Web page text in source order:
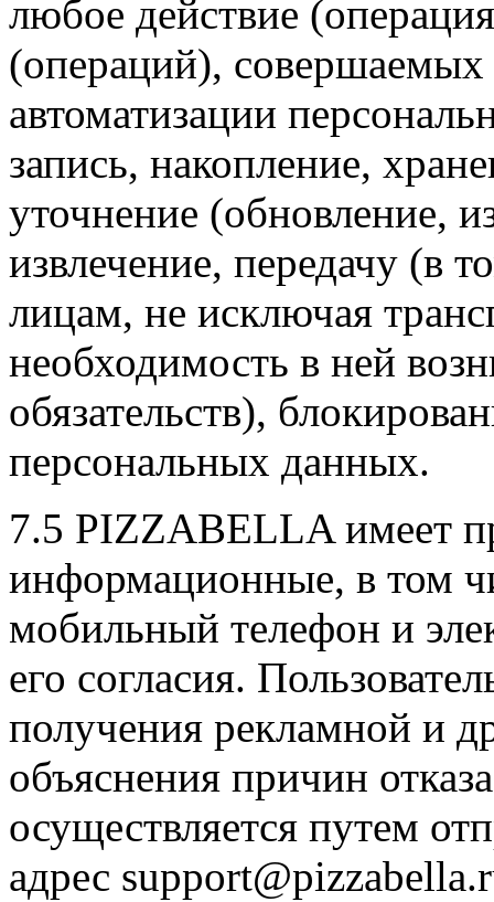
любое действие
(операций), совершаемых
автоматизации
запись, накопление,
уточнение (обновление,
извлечение, передачу (в
лицам, не исключая
необходимость в ней
обязательств),
персональных данных.
7.5 PIZZABELLA имеет
информационные, в том
мобильный телефон и
его согласия.
получения рекламной и
объяснения причин
осуществляется путем
адрес